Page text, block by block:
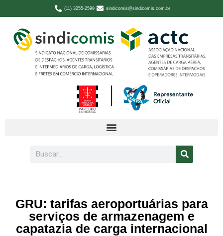
(11) 3255-2599 sindicomis@sindicomis.com.br
GRU: tarifas aeroportuárias para
serviços de armazenagem e
capatazia de carga internacional